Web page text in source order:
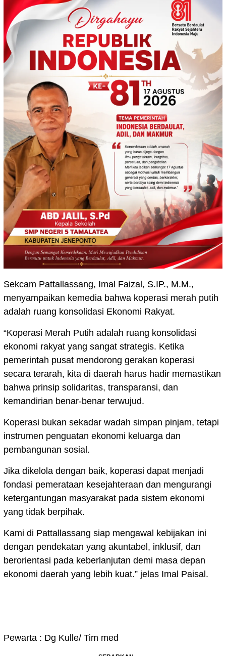
Sekcam Pattallassang, Imal Faizal, S.IP., M.M.,
menyampaikan kemedia bahwa koperasi merah putih
adalah ruang konsolidasi Ekonomi Rakyat.
“Koperasi Merah Putih adalah ruang konsolidasi
ekonomi rakyat yang sangat strategis. Ketika
pemerintah pusat mendorong gerakan koperasi
secara terarah, kita di daerah harus hadir memastikan
bahwa prinsip solidaritas, transparansi, dan
kemandirian benar-benar terwujud.
Koperasi bukan sekadar wadah simpan pinjam, tetapi
instrumen penguatan ekonomi keluarga dan
pembangunan sosial.
Jika dikelola dengan baik, koperasi dapat menjadi
fondasi pemerataan kesejahteraan dan mengurangi
ketergantungan masyarakat pada sistem ekonomi
yang tidak berpihak.
Kami di Pattallassang siap mengawal kebijakan ini
dengan pendekatan yang akuntabel, inklusif, dan
berorientasi pada keberlanjutan demi masa depan
ekonomi daerah yang lebih kuat.” jelas Imal Paisal.
Pewarta : Dg Kulle/ Tim med